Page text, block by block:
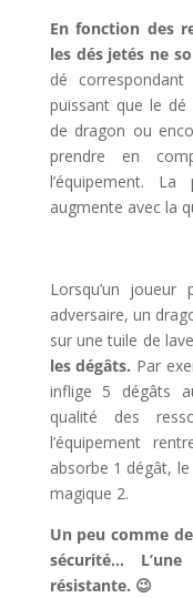
En fonction des
les dés jetés ne
dé
puissant que le
de dragon ou
prendre en
l’équipement.
augmente avec la
Lorsqu’un
adversaire, un
sur une tuile de
les dégâts. Par
inflige 5 dégâts
qualité des
l’équipement
absorbe 1 dégât,
magique 2.
Un peu comme
sécurité…
résistante. 😉